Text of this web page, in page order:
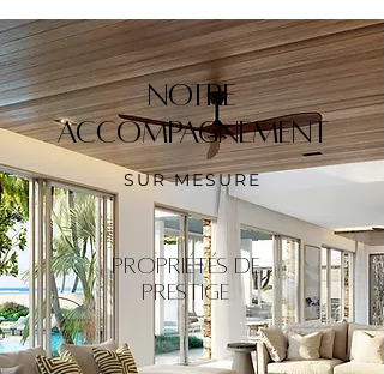
NOTRE
ACCOMPAGNEMENT
SUR MESURE
PROPRIÉTÉS DE
PRESTIGE